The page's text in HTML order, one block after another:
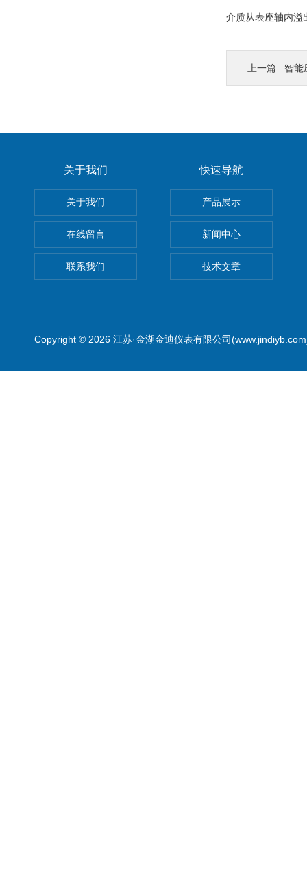
介质从表座轴内溢
上一篇 : 智能
关于我们
关于我们
在线留言
联系我们
快速导航
产品展示
新闻中心
技术文章
Copyright © 2026 江苏·金湖金迪仪表有限公司